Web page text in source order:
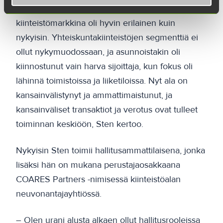
– Tullessani kiinteistöalalle Suomen
kiinteistömarkkina oli hyvin erilainen kuin
nykyisin. Yhteiskuntakiinteistöjen segmenttiä ei
ollut nykymuodossaan, ja asunnoistakin oli
kiinnostunut vain harva sijoittaja, kun fokus oli
lähinnä toimistoissa ja liiketiloissa. Nyt ala on
kansainvälistynyt ja ammattimaistunut, ja
kansainväliset transaktiot ja verotus ovat tulleet
toiminnan keskiöön, Sten kertoo.
Nykyisin Sten toimii hallitusammattilaisena, jonka
lisäksi hän on mukana perustajaosakkaana
COARES Partners -nimisessä kiinteistöalan
neuvonantajayhtiössä.
– Olen urani alusta alkaen ollut hallitusrooleissa